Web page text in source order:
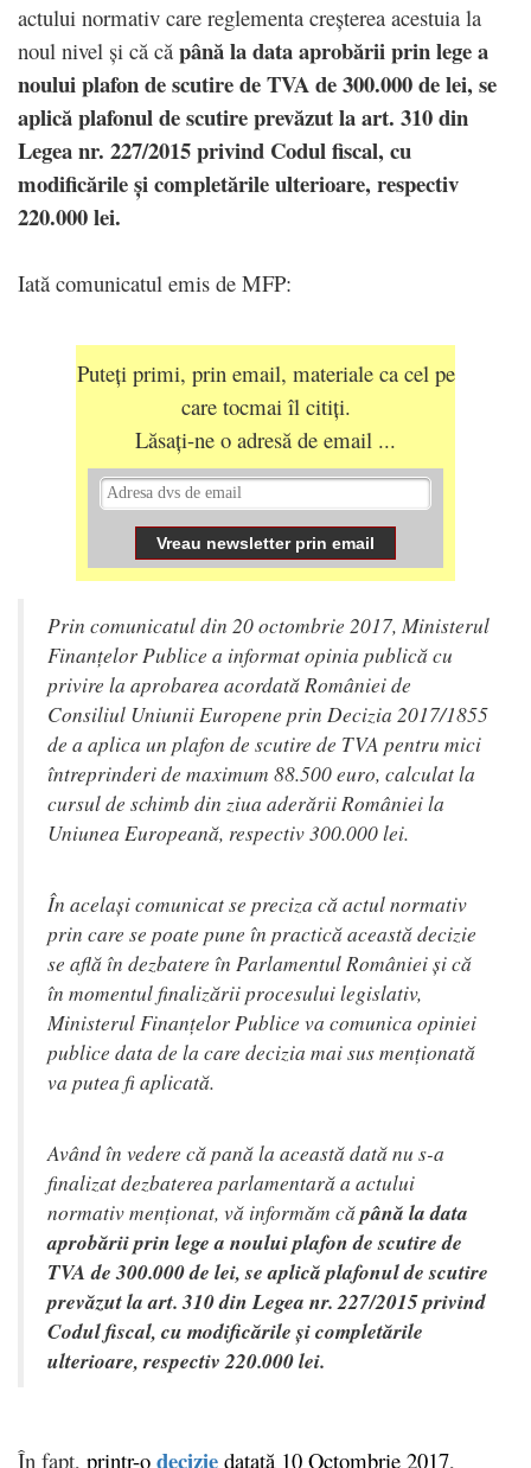
actului normativ care reglementa creșterea acestuia la
noul nivel și că că până la data aprobării prin lege a
noului plafon de scutire de TVA de 300.000 de lei, se
aplică plafonul de scutire prevăzut la art. 310 din
Legea nr. 227/2015 privind Codul fiscal, cu
modificările și completările ulterioare, respectiv
220.000 lei.
Iată comunicatul emis de MFP:
Puteți primi, prin email, materiale ca cel pe
care tocmai îl citiți.
Lăsați-ne o adresă de email ...
Prin comunicatul din 20 octombrie 2017, Ministerul
Finanțelor Publice a informat opinia publică cu
privire la aprobarea acordată României de
Consiliul Uniunii Europene prin Decizia 2017/1855
de a aplica un plafon de scutire de TVA pentru mici
întreprinderi de maximum 88.500 euro, calculat la
cursul de schimb din ziua aderării României la
Uniunea Europeană, respectiv 300.000 lei.
În același comunicat se preciza că actul normativ
prin care se poate pune în practică această decizie
se află în dezbatere în Parlamentul României și că
în momentul finalizării procesului legislativ,
Ministerul Finanțelor Publice va comunica opiniei
publice data de la care decizia mai sus menționată
va putea fi aplicată.
Având în vedere că pană la această dată nu s-a
finalizat dezbaterea parlamentară a actului
normativ menționat, vă informăm căpână la data
aprobării prin lege a noului plafon de scutire de
TVA de 300.000 de lei, se aplică plafonul de scutire
prevăzut la art. 310 din Legea nr. 227/2015 privind
Codul fiscal, cu modificările și completările
ulterioare, respectiv 220.000 lei.
În fapt, printr-o decizie datată 10 Octombrie 2017,